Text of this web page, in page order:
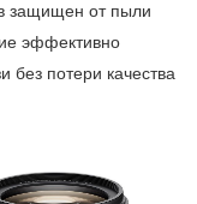
защищен от пыли
эффективно
без потери качества